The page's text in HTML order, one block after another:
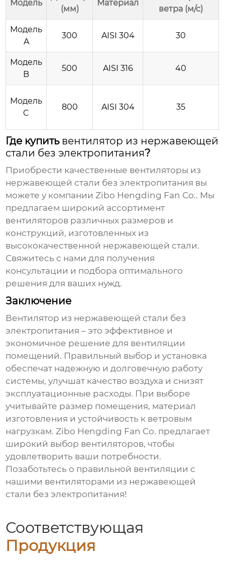
Модель
(мм)
Материал
ветра (м/с)
Модель
A
300 AISI 304 30
Модель
B
500 AISI 316 40
Модель
C
800 AISI 304 35
Где купить вентилятор из нержавеющей
стали без электропитания?
Приобрести качественные вентиляторы из
нержавеющей стали без электропитания вы
можете у компанииZibo Hengding Fan Co.. Мы
предлагаем широкий ассортимент
вентиляторов различных размеров и
конструкций, изготовленных из
высококачественной нержавеющей стали.
Свяжитесь с нами для получения
консультации и подбора оптимального
решения для ваших нужд.
Заключение
Вентилятор из нержавеющей стали без
электропитания – это эффективное и
экономичное решение для вентиляции
помещений. Правильный выбор и установка
обеспечат надежную и долговечную работу
системы, улучшат качество воздуха и снизят
эксплуатационные расходы. При выборе
учитывайте размер помещения, материал
изготовления и устойчивость к ветровым
нагрузкам. Zibo Hengding Fan Co. предлагает
широкий выбор вентиляторов, чтобы
удовлетворить ваши потребности.
Позаботьтесь о правильной вентиляции с
нашими вентиляторами из нержавеющей
стали без электропитания!
Соответствующая
Продукция